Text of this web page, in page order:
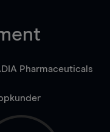
Pharmaceuticals